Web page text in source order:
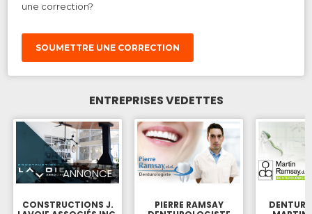
une correction?
SOUMETTRE UNE CORRECTION
ENTREPRISES VEDETTES
ANNONCE
CONSTRUCTIONS J.
PIERRE RAMSAY